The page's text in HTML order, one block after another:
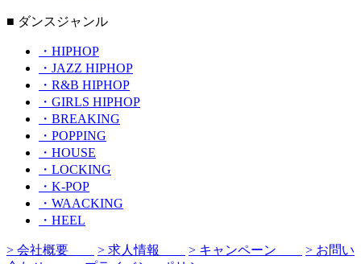
■ ダンスジャンル
・HIPHOP
・JAZZ HIPHOP
・R&B HIPHOP
・GIRLS HIPHOP
・BREAKING
・POPPING
・HOUSE
・LOCKING
・K-POP
・WAACKING
・HEEL
> 会社概要 > 求人情報 > キャンペーン
> お問い